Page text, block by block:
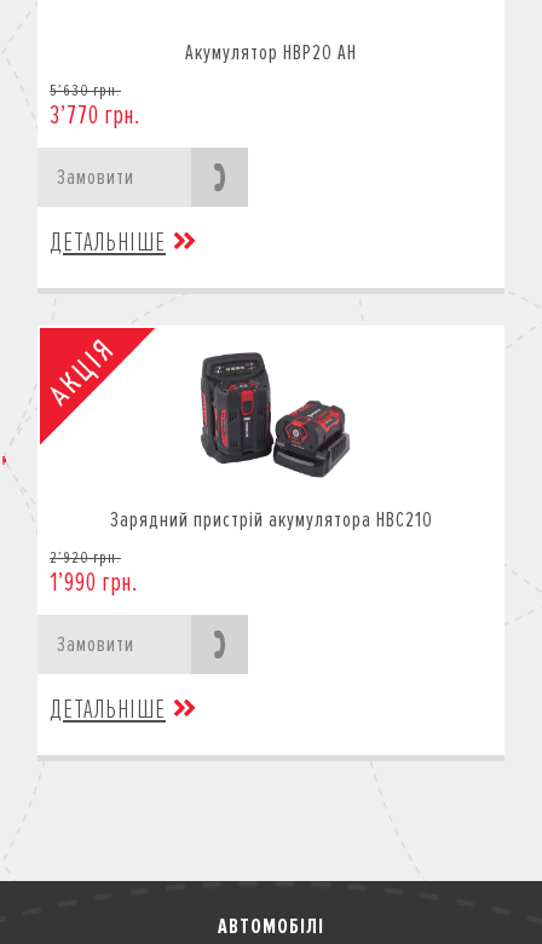
Акумулятор HBP20 AH
5’630 грн.
3’770 грн.
Замовити
ДЕТАЛЬНІШЕ
Зарядний пристрій акумулятора HBC210
2’920 грн.
1’990 грн.
Замовити
ДЕТАЛЬНІШЕ
АВТОМОБІЛІ